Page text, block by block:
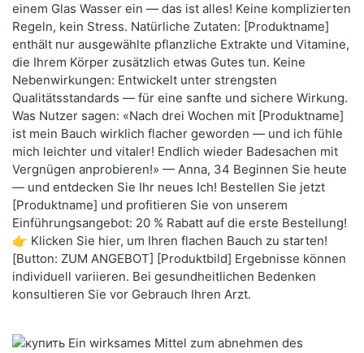
einem Glas Wasser ein — das ist alles! Keine komplizierten
Regeln, kein Stress. Natürliche Zutaten: [Produktname]
enthält nur ausgewählte pflanzliche Extrakte und Vitamine,
die Ihrem Körper zusätzlich etwas Gutes tun. Keine
Nebenwirkungen: Entwickelt unter strengsten
Qualitätsstandards — für eine sanfte und sichere Wirkung.
Was Nutzer sagen: «Nach drei Wochen mit [Produktname]
ist mein Bauch wirklich flacher geworden — und ich fühle
mich leichter und vitaler! Endlich wieder Badesachen mit
Vergnügen anprobieren!» — Anna, 34 Beginnen Sie heute
— und entdecken Sie Ihr neues Ich! Bestellen Sie jetzt
[Produktname] und profitieren Sie von unserem
Einführungsangebot: 20 % Rabatt auf die erste Bestellung!
👉 Klicken Sie hier, um Ihren flachen Bauch zu starten!
[Button: ZUM ANGEBOT] [Produktbild] Ergebnisse können
individuell variieren. Bei gesundheitlichen Bedenken
konsultieren Sie vor Gebrauch Ihren Arzt.